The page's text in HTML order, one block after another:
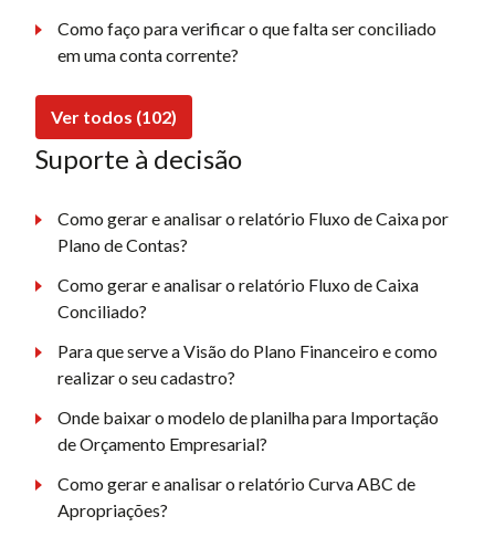
Como faço para verificar o que falta ser conciliado
em uma conta corrente?
Ver todos (102)
Suporte à decisão
Como gerar e analisar o relatório Fluxo de Caixa por
Plano de Contas?
Como gerar e analisar o relatório Fluxo de Caixa
Conciliado?
Para que serve a Visão do Plano Financeiro e como
realizar o seu cadastro?
Onde baixar o modelo de planilha para Importação
de Orçamento Empresarial?
Como gerar e analisar o relatório Curva ABC de
Apropriações?